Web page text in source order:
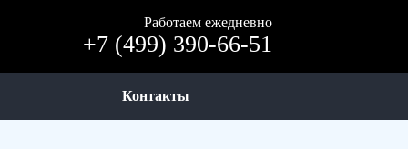
Работаем ежедневно
+7 (499) 390-66-51
Контакты